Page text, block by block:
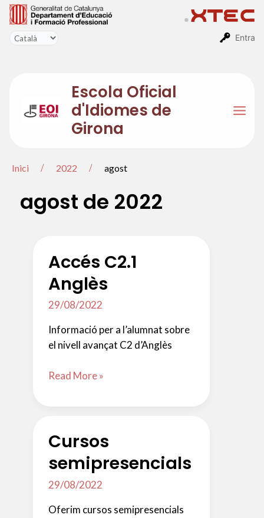
Entra
Vés
contingut
Escola Oficial
d'Idiomes de
Girona
Inici 2022 agost
agost de 2022
Accés C2.1
Anglès
29/08/2022
Informació per a l’alumnat sobre
el nivell avançat C2 d’Anglès
Accés
Read More »
Cursos
semipresencials
29/08/2022
Oferim cursos semipresencials